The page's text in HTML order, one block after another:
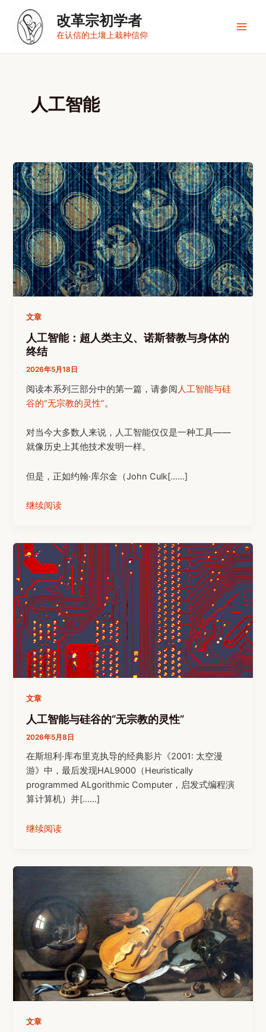
改革宗初学者
在认信的土壤上栽种信仰
人工智能
文章
人工智能：超人类主义、诺斯替教与身体的
终结
2026年5月18日
阅读本系列三部分中的第一篇，请参阅人工智能与硅
谷的“无宗教的灵性”。
对当今大多数人来说，人工智能仅仅是一种工具——
就像历史上其他技术发明一样。
但是，正如约翰·库尔金（John Culk[……]
继续阅读
文章
人工智能与硅谷的“无宗教的灵性”
2026年5月8日
在斯坦利·库布里克执导的经典影片《2001: 太空漫
游》中，最后发现HAL9000（Heuristically
programmed ALgorithmic Computer，启发式编程演
算计算机）并[……]
继续阅读
文章